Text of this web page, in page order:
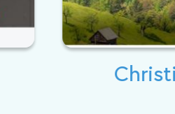
Christian Tour